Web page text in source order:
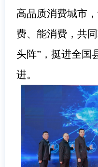
高品质消费城市
费、能消费，共
头阵”，挺进全国
进。